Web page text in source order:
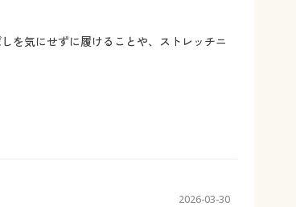
を気にせずに履けることや、ストレッチニ
2026-03-30